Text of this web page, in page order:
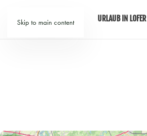
Skip to main content URLAUB IN LOFER